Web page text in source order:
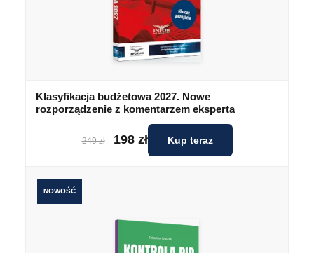
Klasyfikacja budżetowa 2027. Nowe
rozporządzenie z komentarzem eksperta
249 zł 198 zł Kup teraz
NOWOŚĆ